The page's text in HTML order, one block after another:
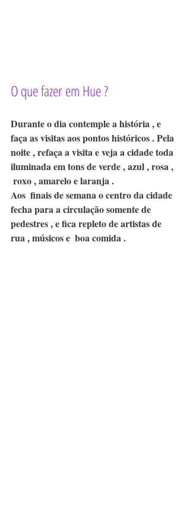
O que fazer em Hue ?
Durante o dia contemple a história , e
faça as visitas aos pontos históricos . Pela
noite , refaça a visita e veja a cidade toda
iluminada em tons de verde , azul , rosa ,
roxo , amarelo e laranja .
Aos  finais de semana o centro da cidade
fecha para a circulação somente de
pedestres , e fica repleto de artistas de
rua , músicos e  boa comida .